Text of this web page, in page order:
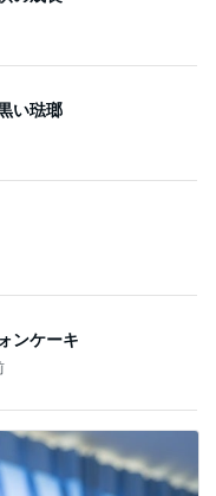
ワリとコスモス【夏】と
性のためのお言葉講座】
こ」 愛され上手は褒め
で開運✨銀座ママが作った
25歳で開店✨高嶋りえ子